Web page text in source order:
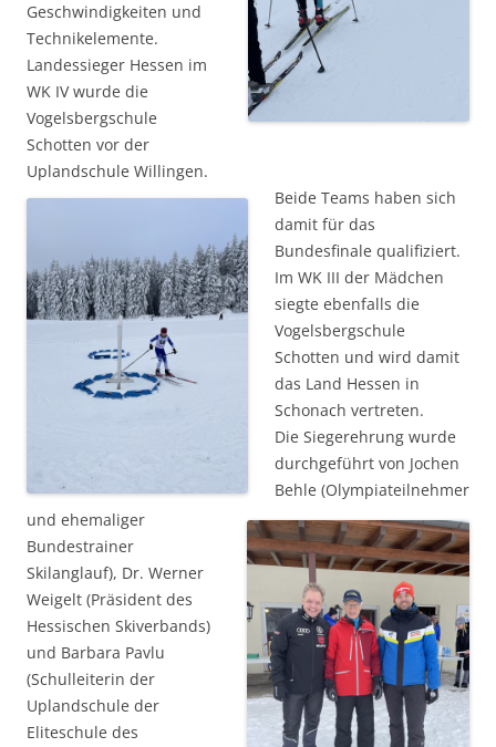
Geschwindigkeiten und
Technikelemente.
Landessieger Hessen im
WK IV wurde die
Vogelsbergschule
Schotten vor der
Uplandschule Willingen.
Beide Teams haben sich
damit für das
Bundesfinale qualifiziert.
Im WK III der Mädchen
siegte ebenfalls die
Vogelsbergschule
Schotten und wird damit
das Land Hessen in
Schonach vertreten.
Die Siegerehrung wurde
durchgeführt von Jochen
Behle (Olympiateilnehmer
und ehemaliger
Bundestrainer
Skilanglauf), Dr. Werner
Weigelt (Präsident des
Hessischen Skiverbands)
und Barbara Pavlu
(Schulleiterin der
Uplandschule der
Eliteschule des